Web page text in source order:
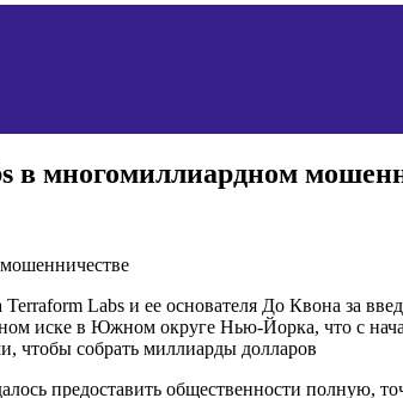
в многомиллиардном
Labs и ее основателя До Квона за
иске в Южном округе Нью-Йорка, что с
чтобы собрать миллиарды долларов
предоставить общественности